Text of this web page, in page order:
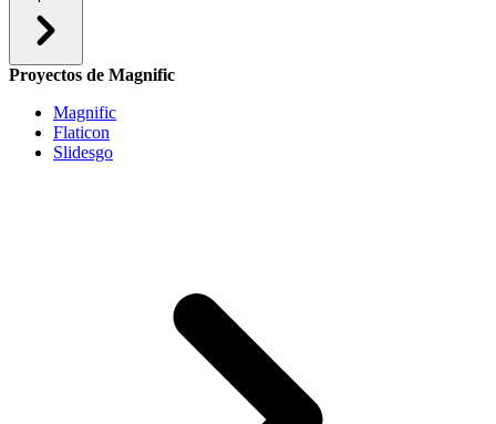
Proyectos de Magnific
Magnific
Flaticon
Slidesgo